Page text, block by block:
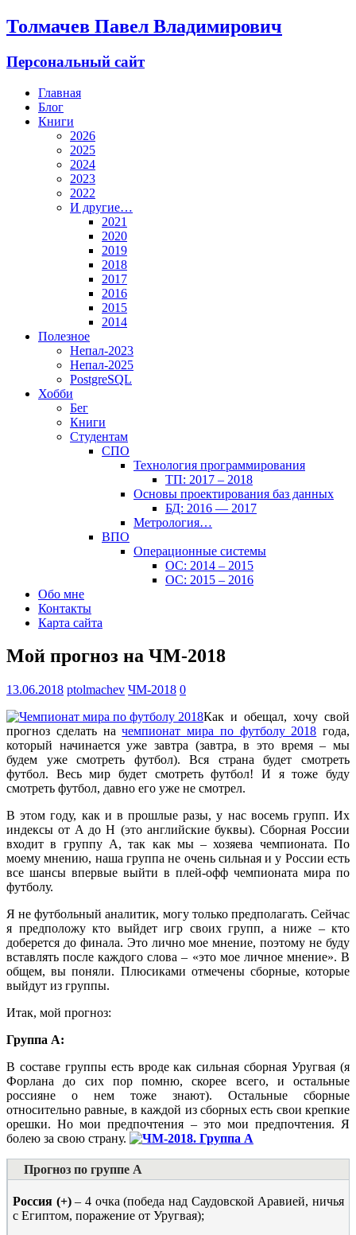
Толмачев Павел Владимирович
Персональный сайт
Главная
Блог
Книги
2026
2025
2024
2023
2022
И другие…
2021
2020
2019
2018
2017
2016
2015
2014
Полезное
Непал-2023
Непал-2025
PostgreSQL
Хобби
Бег
Книги
Студентам
СПО
Технология программирования
ТП: 2017 – 2018
Основы проектирования баз данных
БД: 2016 — 2017
Метрология…
ВПО
Операционные системы
ОС: 2014 – 2015
ОС: 2015 – 2016
Обо мне
Контакты
Карта сайта
Мой прогноз на ЧМ-2018
13.06.2018 ptolmachev ЧМ-2018 0
Как и обещал, хочу свой
прогноз сделать начемпионат мира по футболу 2018 года,
который начинается уже завтра (завтра, в это время – мы
будем уже смотреть футбол). Вся страна будет смотреть
футбол. Весь мир будет смотреть футбол! И я тоже буду
смотреть футбол, давно его уже не смотрел.
В этом году, как и в прошлые разы, у нас восемь групп. Их
индексы от A до H (это английские буквы). Сборная России
входит в группу А, так как мы – хозяева чемпионата. По
моему мнению, наша группа не очень сильная и у России есть
все шансы впервые выйти в плей-офф чемпионата мира по
футболу.
Я не футбольный аналитик, могу только предполагать. Сейчас
я предположу кто выйдет игр своих групп, а ниже – кто
доберется до финала. Это лично мое мнение, поэтому не буду
вставлять после каждого слова – «это мое личное мнение». В
общем, вы поняли. Плюсиками отмечены сборные, которые
выйдут из группы.
Итак, мой прогноз:
Группа A:
В составе группы есть вроде как сильная сборная Уругвая (я
Форлана до сих пор помню, скорее всего, и остальные
россияне о нем тоже знают). Остальные сборные
относительно равные, в каждой из сборных есть свои крепкие
орешки. Но мои предпочтения – это мои предпочтения. Я
болею за свою страну.
Прогноз по группе A
Россия (+)– 4 очка (победа над Саудовской Аравией, ничья
с Египтом, поражение от Уругвая);